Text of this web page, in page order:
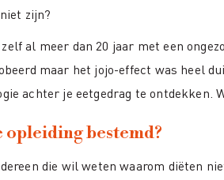
zijn?
al meer dan 20 jaar met een
maar het jojo-effect was heel
achter je eetgedrag te ontdekken.
opleiding bestemd?
die wil weten waarom diëten